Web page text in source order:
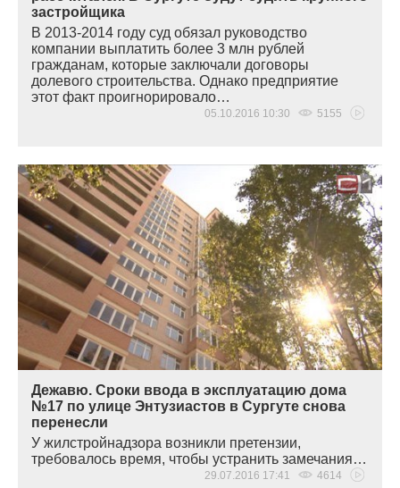
застройщика
В 2013-2014 году суд обязал руководство
компании выплатить более 3 млн рублей
гражданам, которые заключали договоры
долевого строительства. Однако предприятие
этот факт проигнорировало…
05.10.2016 10:30 5155
Дежавю. Сроки ввода в эксплуатацию дома
№17 по улице Энтузиастов в Сургуте снова
перенесли
У жилстройнадзора возникли претензии,
требовалось время, чтобы устранить замечания…
29.07.2016 17:41 4614